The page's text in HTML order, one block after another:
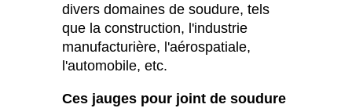
divers domaines de soudure, tels
que la construction, l'industrie
manufacturière, l'aérospatiale,
l'automobile, etc.
Ces jauges pour joint de soudure